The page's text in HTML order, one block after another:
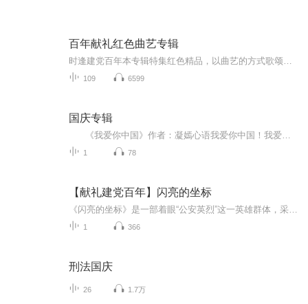
百年献礼红色曲艺专辑
109 6599
国庆专辑
1 78
【献礼建党百年】闪亮的坐标
1 366
刑法国庆
26 1.7万